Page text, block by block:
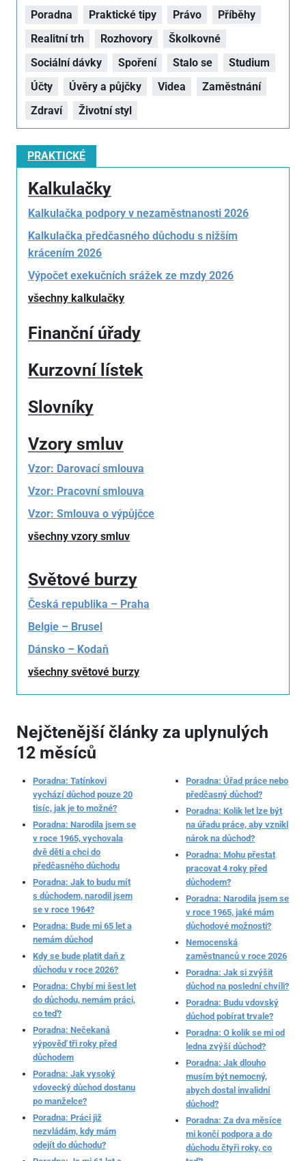
Poradna Praktické tipy Právo
Příběhy
Realitní trh
Rozhovory
Školkovné
Sociální dávky
Spoření Stalo se
Studium
Účty
Úvěry a půjčky Videa
Zaměstnání
Zdraví
Životní styl
PRAKTICKÉ
Kalkulačky
Kalkulačka podpory v nezaměstnanosti 2026
Kalkulačka předčasného důchodu s nižším
krácením 2026
Výpočet exekučních srážek ze mzdy 2026
všechny kalkulačky
Finanční úřady
Kurzovní lístek
Slovníky
Vzory smluv
Vzor: Darovací smlouva
Vzor: Pracovní smlouva
Vzor: Smlouva o výpůjčce
všechny vzory smluv
Světové burzy
Česká republika – Praha
Belgie – Brusel
Dánsko – Kodaň
všechny světové burzy
Nejčtenější články za uplynulých
12 měsíců
Poradna: Tatínkovi
vychází důchod pouze 20
tisíc, jak je to možné?
Poradna: Narodila jsem se
v roce 1965, vychovala
dvě děti a chci do
předčasného důchodu
Poradna: Jak to budu mít
s důchodem, narodil jsem
se v roce 1964?
Poradna: Bude mi 65 let a
nemám důchod
Kdy se bude platit daň z
důchodu v roce 2026?
Poradna: Chybí mi šest let
do důchodu, nemám práci,
co teď?
Poradna: Nečekaná
výpověď tři roky před
důchodem
Poradna: Jak vysoký
vdovecký důchod dostanu
po manželce?
Poradna: Práci již
nezvládám, kdy mám
odejít do důchodu?
Poradna: Úřad práce nebo
předčasný důchod?
Poradna: Kolik let lze být
na úřadu práce, aby vznikl
nárok na důchod?
Poradna: Mohu přestat
pracovat 4 roky před
důchodem?
Poradna: Narodila jsem se
v roce 1965, jaké mám
důchodové možnosti?
Nemocenská
zaměstnanců v roce 2026
Poradna: Jak si zvýšit
důchod na poslední chvíli?
Poradna: Budu vdovský
důchod pobírat trvale?
Poradna: O kolik se mi od
ledna zvýší důchod?
Poradna: Jak dlouho
musím být nemocný,
abych dostal invalidní
důchod?
Poradna: Za dva měsíce
mi končí podpora a do
důchodu čtyři roky, co